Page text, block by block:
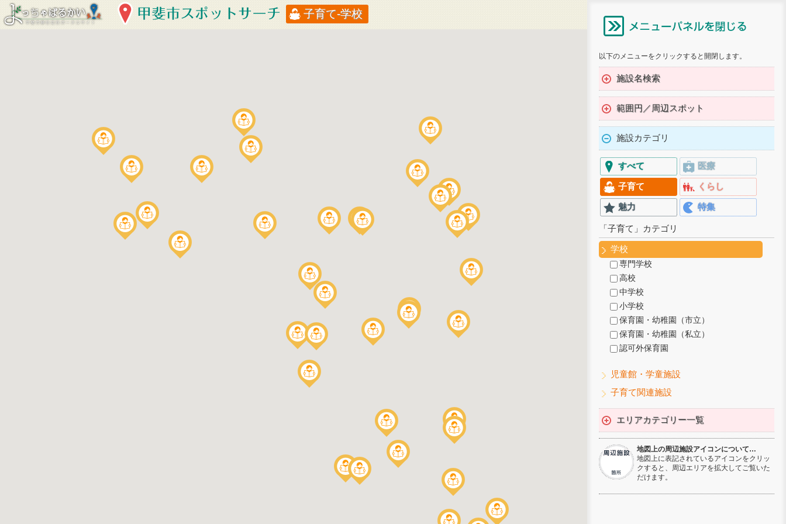
子育て-学校
以下のメニューをクリックすると開閉します。
施設名検索
範囲円／周辺スポット
施設カテゴリ
すべて 医療
子育て くらし
魅力 特集
「子育て」カテゴリ
学校
専門学校
高校
中学校
小学校
保育園・幼稚園（市立）
保育園・幼稚園（私立）
認可外保育園
児童館・学童施設
子育て関連施設
エリアカテゴリー一覧
地図上の周辺施設アイコンについて…
地図上に表記されているアイコンをクリッ
クすると、周辺エリアを拡大してご覧いた
だけます。